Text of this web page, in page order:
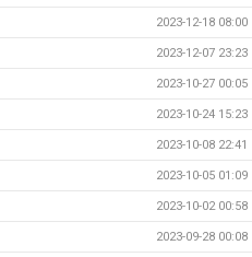
2023-12-18 08:00
2023-12-07 23:23
2023-10-27 00:05
2023-10-24 15:23
2023-10-08 22:41
2023-10-05 01:09
2023-10-02 00:58
2023-09-28 00:08